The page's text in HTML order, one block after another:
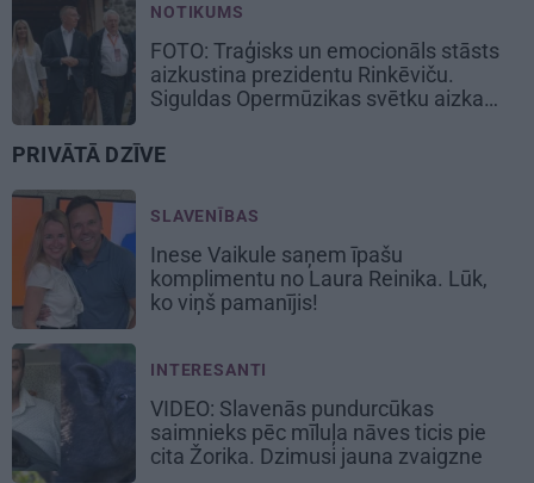
NOTIKUMS
FOTO: Traģisks un emocionāls stāsts
aizkustina prezidentu Rinkēviču.
Siguldas Opermūzikas svētku aizkadri
PRIVĀTĀ DZĪVE
SLAVENĪBAS
Inese Vaikule saņem īpašu
komplimentu no Laura Reinika. Lūk,
ko viņš pamanījis!
INTERESANTI
VIDEO: Slavenās pundurcūkas
saimnieks pēc mīluļa nāves ticis pie
cita Žorika. Dzimusi jauna zvaigzne